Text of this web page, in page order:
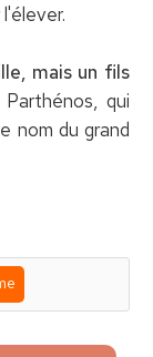
mais un fils
qui
nom du grand